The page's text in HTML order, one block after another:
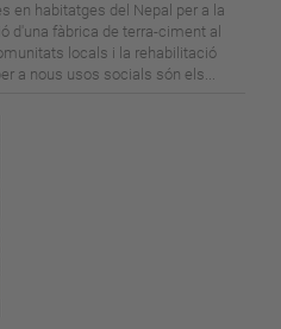
en habitatges del Nepal per a la
d'una fàbrica de terra-ciment al
locals i la rehabilitació
a nous usos socials són els...